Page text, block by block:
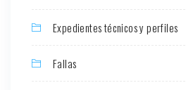
Expedientes técnicos y perfiles
Fallas